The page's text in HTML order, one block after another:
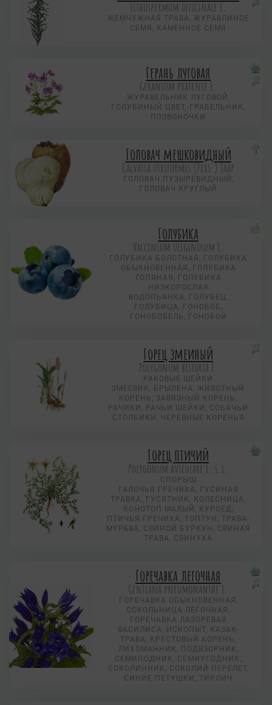
Lithospermum officinale L.
ЖЕМЧУЖНАЯ ТРАВА, ЖУРАВЛИНОЕ
СЕМЯ, КАМЕННОЕ СЕМЯ
Герань луговая
Geranium pratense L.
ЖУРАВЕЛЬНИК ЛУГОВОЙ,
ГОЛУБИНЫЙ ЦВЕТ, ГРАБЕЛЬНИК,
ПОЗВОНОЧКИ
Головач мешковидный
Calvatia utriformis (Pers.) Jaap
ГОЛОВАЧ ПУЗЫРЕВИДНЫЙ,
ГОЛОВАЧ КРУГЛЫЙ
Голубика
Vaccinium uliginosum L.
ГОЛУБИКА БОЛОТНАЯ, ГОЛУБИКА
ОБЫКНОВЕННАЯ, ГОЛУБИКА
ТОПЯНАЯ, ГОЛУБИКА
НИЗКОРОСЛАЯ
ВОДОПЬЯНКА, ГОЛУБЕЦ,
ГОЛУБИЦА, ГОНОБОБ,
ГОНОБОБЕЛЬ, ГОНОБОЙ
Горец змеиный
Polygonum bistorta L.
РАКОВЫЕ ШЕЙКИ
ЗМЕЕВИК, БРЫЛЕНА, ЖИВОТНЫЙ
КОРЕНЬ, ЗАВЯЗНЫЙ КОРЕНЬ,
РАЧИКИ, РАЧЬИ ШЕЙКИ, СОБАЧЬИ
СТОЛБИКИ, ЧЕРЕВНЫЕ КОРЕНЬЯ
Горец птичий
Polygonum aviculare L. s.l.
СПОРЫШ
ГАЛОЧЬЯ ГРЕЧИХА, ГУСИНАЯ
ТРАВКА, ГУСЯТНИК, КОЛЕСНИЦА,
КОНОТОП МАЛЫЙ, КУРОЕД,
ПТИЧЬЯ ГРЕЧИХА, ТОПТУН, ТРАВА-
МУРАВА, СВИНОЙ БУРКУН, СВИНАЯ
ТРАВА, СВИНУХА
Горечавка легочная
Gentiana pneumonanthe L.
ГОРЕЧАВКА ОБЫКНОВЕННАЯ,
СОКОЛЬНИЦА ЛЁГОЧНАЯ,
ГОРЕЧАВКА ЛАЗОРЕВАЯ
ВАСИЛИСА, ИСКОПЫТ, КАЗАК-
ТРАВА, КРЕСТОВЫЙ КОРЕНЬ,
ЛИХОМАННИК, ПОДВЗОРНИК,
СЕМИПОДНИК, СЕМИУГОДНИК,
СОКОЛИННИК, СОКОЛИЙ ПЕРЕЛЕТ,
СИНИЕ ПЕТУШКИ, ТИРЛИЧ